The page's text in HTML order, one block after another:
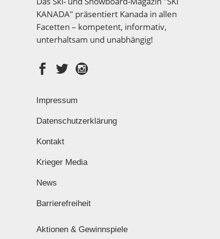
KANADA" präsentiert Kanada in allen
Facetten – kompetent, informativ,
unterhaltsam und unabhängig!
Impressum
Datenschutzerklärung
Kontakt
Krieger Media
News
Barrierefreiheit
Aktionen & Gewinnspiele